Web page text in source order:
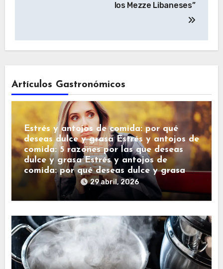
los Mezze Libaneses”
Artículos Gastronómicos
Estrés y antojos de comida: por qué
deseas dulce y grasa Estrés y antojos de
comida: 5 razones por las que deseas
dulce y grasa Estrés y antojos de
comida: por qué deseas dulce y grasa
29 abril, 2026